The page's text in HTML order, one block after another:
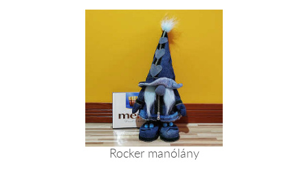
Rocker manólány